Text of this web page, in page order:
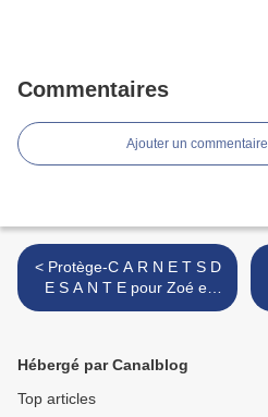
Commentaires
Ajouter un commentaire
< Protège-C A R N E T S D
E S A N T E pour Zoé et
Hugo DLD !
Hébergé par Canalblog
Top articles